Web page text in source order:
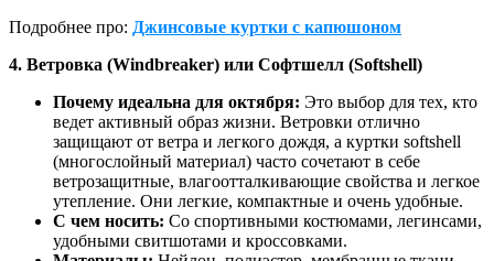
Подробнее про: Джинсовые куртки с капюшоном
4. Ветровка (Windbreaker) или Софтшелл (Softshell)
Почему идеальна для октября: Это выбор для тех, кто
ведет активный образ жизни. Ветровки отлично
защищают от ветра и легкого дождя, а куртки softshell
(многослойный материал) часто сочетают в себе
ветрозащитные, влагоотталкивающие свойства и легкое
утепление. Они легкие, компактные и очень удобные.
С чем носить: Со спортивными костюмами, легинсами,
удобными свитшотами и кроссовками.